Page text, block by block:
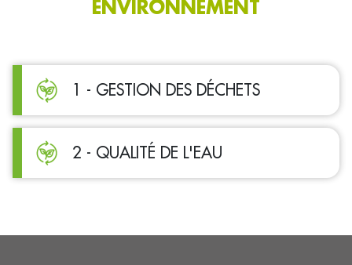
ENVIRONNEMENT
1 - GESTION DES DÉCHETS
2 - QUALITÉ DE L'EAU